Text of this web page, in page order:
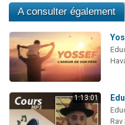
A consulter également
1:13:01
Rav